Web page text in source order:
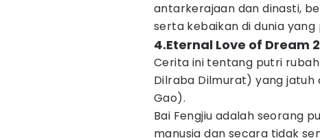
antarkerajaan dan dinasti,
serta kebaikan di dunia yang
4.Eternal Love of Dream
Cerita ini tentang putri
Dilraba Dilmurat) yang jatuh
Gao).
Bai Fengjiu adalah seorang
manusia dan secara tidak